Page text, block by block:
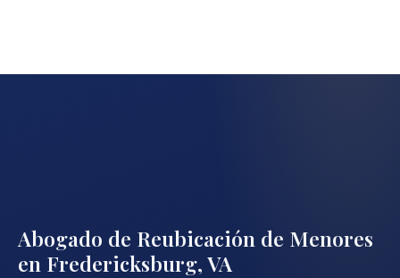
Abogado de Reubicación de Menores
en Fredericksburg, VA